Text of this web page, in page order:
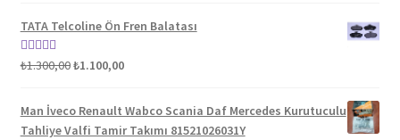
TATA Telcoline Ön Fren Balatası
5 üzerinden
₺1.300,00Orijinal
₺1.300,00.
₺1.100,00Şu
fiyat:
₺1.100,00.
Man İveco Renault Wabco Scania Daf Mercedes Kurutuculu
Tahliye Valfi Tamir Takımı 81521026031Y